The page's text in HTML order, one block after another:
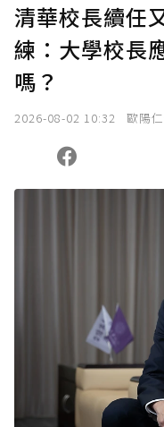
清華校長續任
練：大學校長
嗎？
2026-08-02 10:32 歐陽